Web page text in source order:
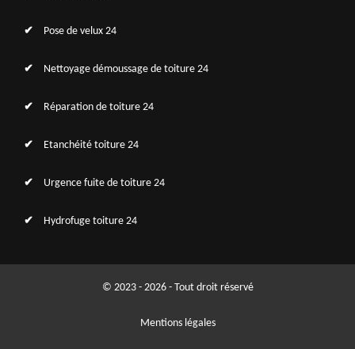
Pose de velux 24
Nettoyage démoussage de toiture 24
Réparation de toiture 24
Etanchéité toiture 24
Urgence fuite de toiture 24
Hydrofuge toiture 24
© 2023 - 2026 - Tout droit réservé
Mentions légales